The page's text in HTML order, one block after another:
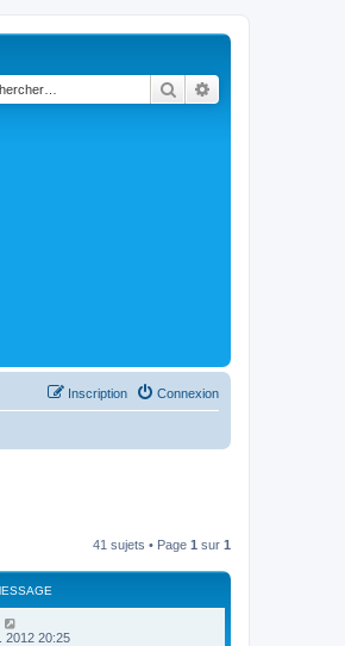
Rechercher
Connexion
Inscription
41 sujets • Page 1 sur 1
2012 20:25